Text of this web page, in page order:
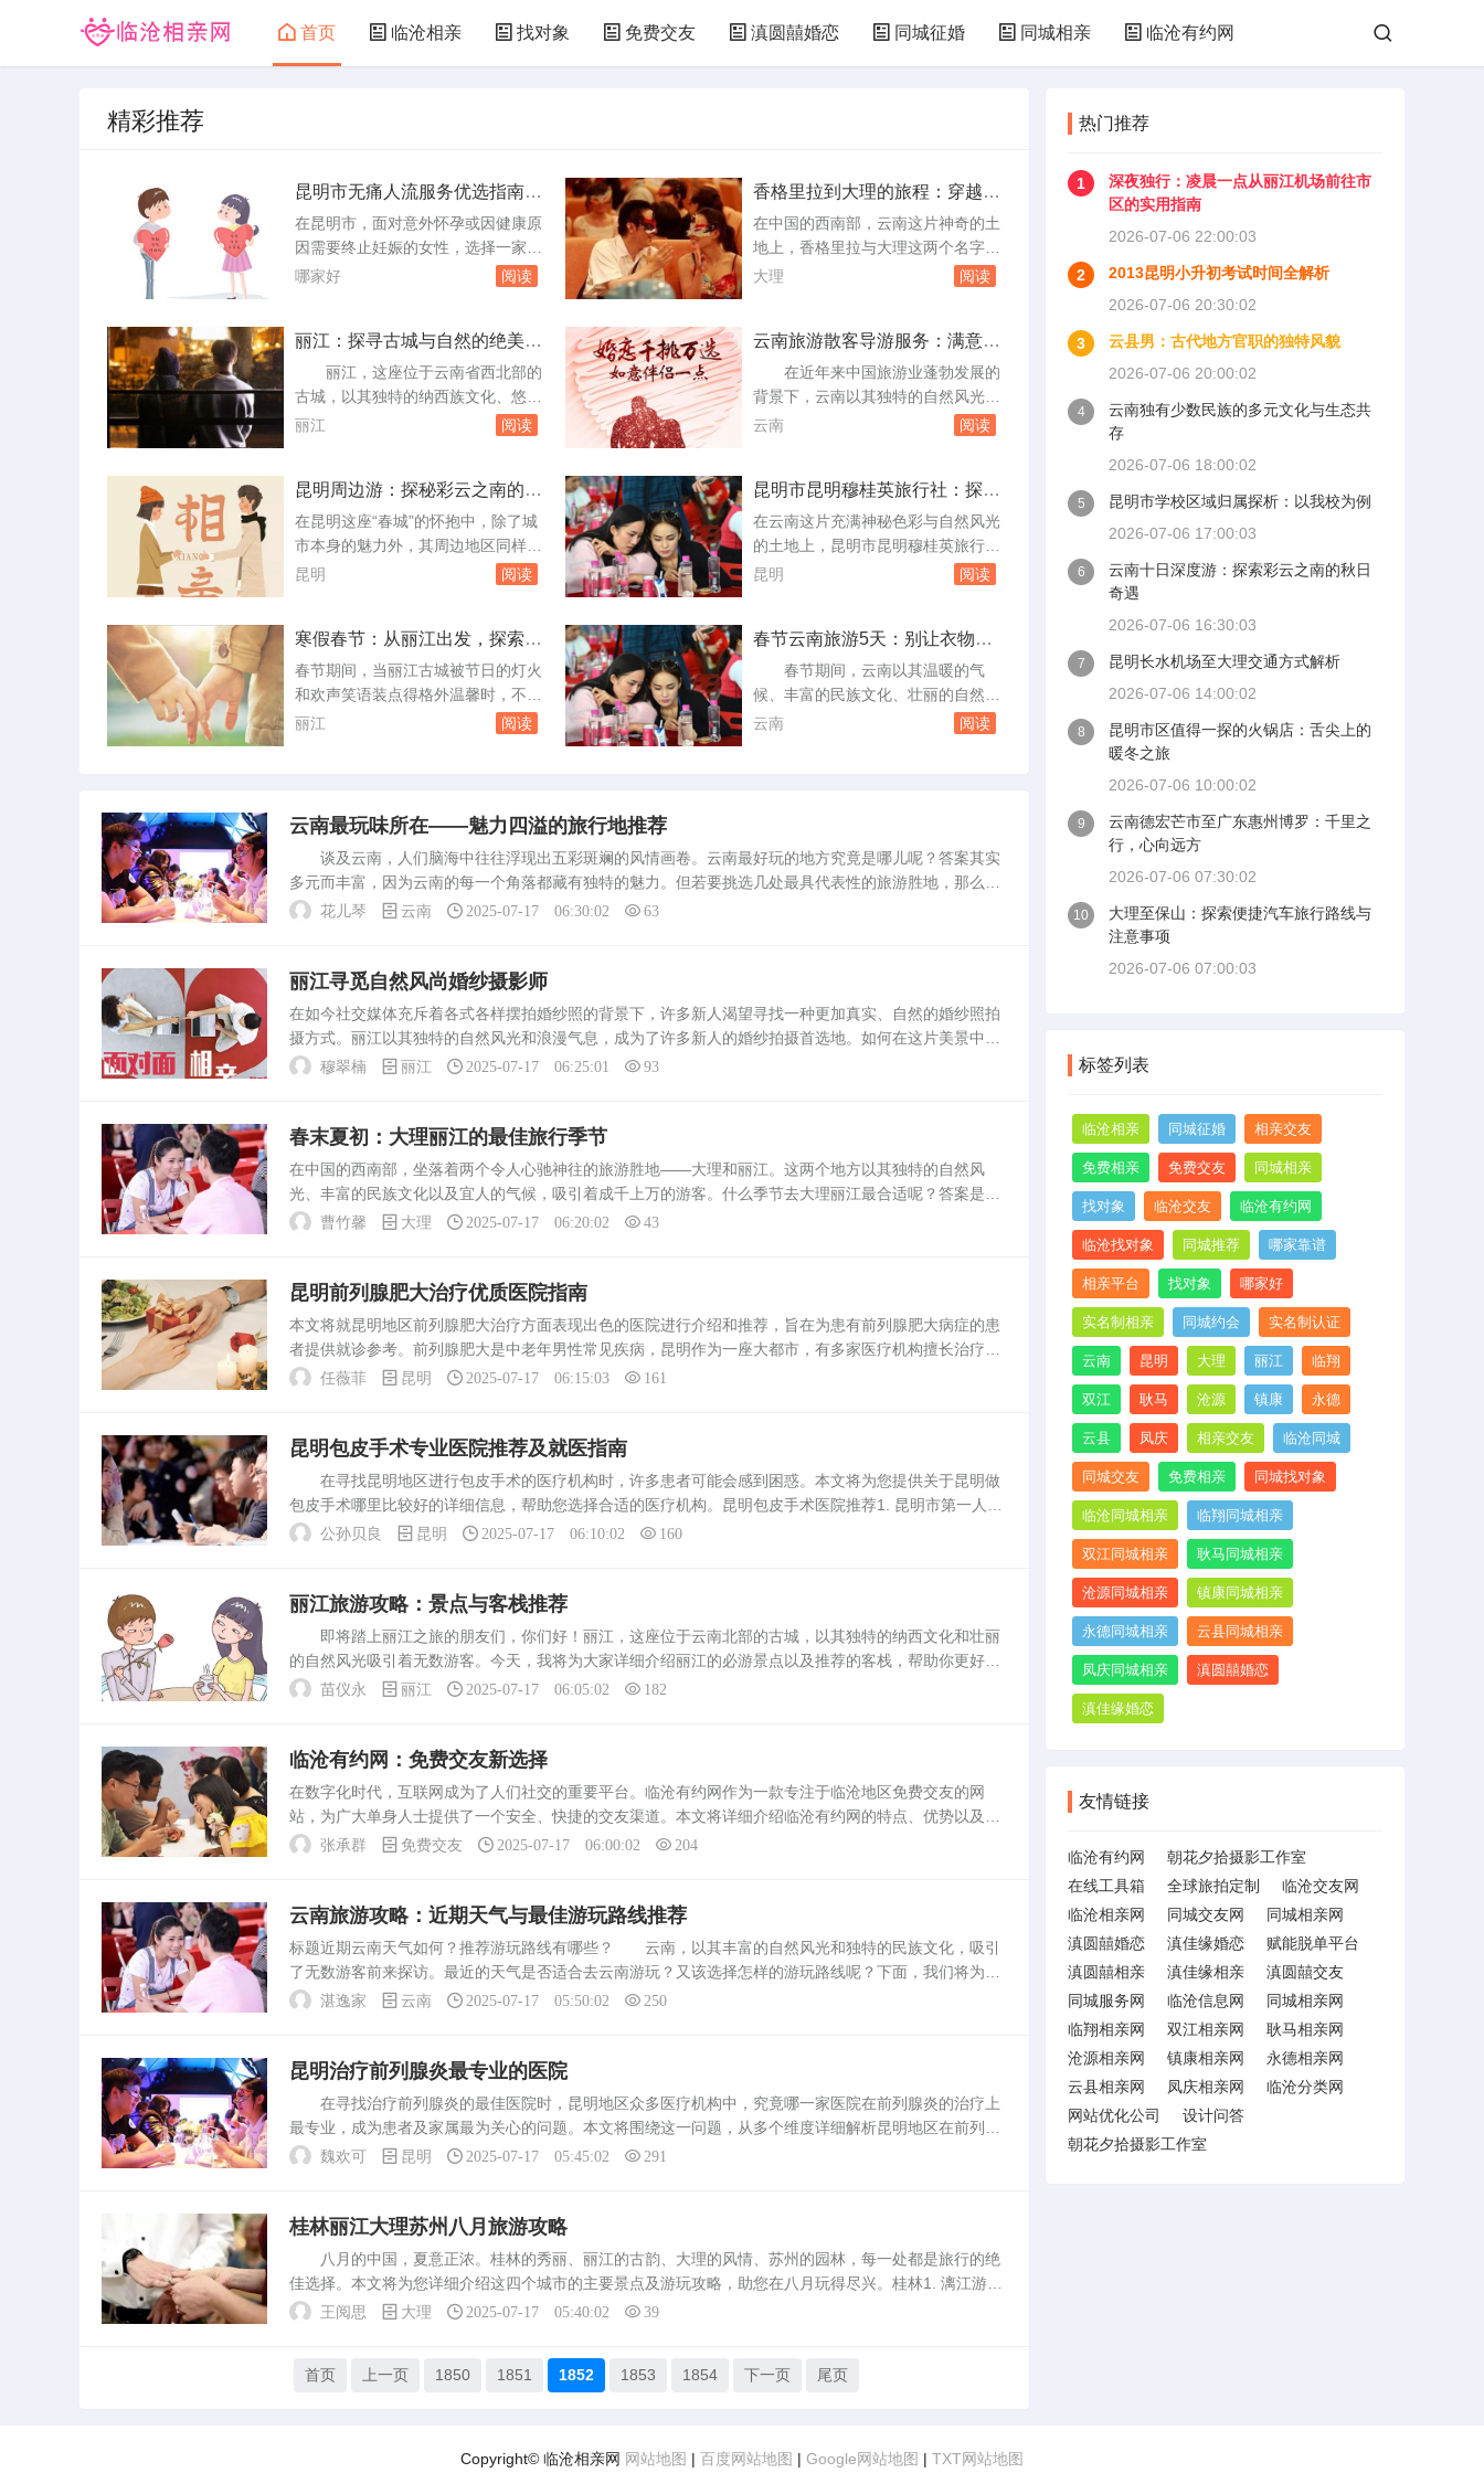
首页 临沧相亲 找对象 免费交友 滇圆囍婚恋 同城征婚 同城相亲 临沧有约网
精彩推荐
昆明市无痛人流服务优选指南：
真实评价与专业建议
在昆明市，面对意外怀孕或因健康原
因需要终止妊娠的女性，选择一家专
业、安全、且服务周到的无痛人流机
内几家在无痛人流服务上表现突出的
医疗机构，旨在为有需要的女性提供
一份实用且可靠的参考指南。选择无
痛人流的考量因素1. 专业资质：确
哪家好 阅读
香格里拉到大理的旅程：穿越云
端的美丽距离
在中国的西南部，云南这片神奇的土
地上，香格里拉与大理这两个名字如
同两颗璀璨的明珠，镶嵌在横断山脉
蕴，更是无数旅人心中向往的旅行目
的地。本文将带您踏上一段从香格里
拉到大理的旅程，用真实的数字和生
动的描述，记录下这段穿越云端的美
大理 阅读
丽江：探寻古城与自然的绝美交
丽江，这座位于云南省西北部的
古城，以其独特的纳西族文化、悠久
的历史和壮丽的自然风光而闻名遐
的天堂。本文将带您深入探索丽江的
几处不可错过的风景，揭示那些隐藏
在喧嚣之外的宁静与美丽。古城内：
历史的低语与现代生活的和谐共存走
丽江 阅读
云南旅游散客导游服务：满意与
否的实地考察与真实反馈
在近年来中国旅游业蓬勃发展的
背景下，云南以其独特的自然风光、
丰富的民族文化以及多样的旅游项
散客在云南的旅游体验成为了一个重
要课题。本文旨在通过实地考察和真
实反馈，探讨云南旅游散客导游服务
的满意度，为未来的旅游服务提供参
云南 阅读
昆明周边游：探秘彩云之南的隐
秘宝藏
在昆明这座“春城”的怀抱中，除了城
市本身的魅力外，其周边地区同样隐
藏着无数令人心动的自然风光与文化
藏在彩云之南的隐秘宝藏。1. 石林
风景区：自然的鬼斧神工距离昆明市
区约80公里的石林，是必游之地。
这里以其壮观的喀斯特地貌闻名于
昆明 阅读
昆明市昆明穆桂英旅行社：探索
滇池之畔的传奇旅程
在云南这片充满神秘色彩与自然风光
的土地上，昆明市昆明穆桂英旅行社
如同一颗璀璨的明珠，以其独特的魅
自成立以来，穆桂英旅行社便以“传
承文化、服务至上”为宗旨，不仅为
游客提供了丰富的旅游线路选择，更
在每一次旅行中融入了地方文化的深
昆明 阅读
寒假春节：从丽江出发，探索瑞
丽的别样风情
春节期间，当丽江古城被节日的灯火
和欢声笑语装点得格外温馨时，不少
旅者开始寻找那些能将传统与现代完
文化和美丽的自然风光，成为了寒假
春节期间一个不可多得的旅游选择。
本文将为您详细规划从丽江出发到瑞
丽的行程安排...
丽江 阅读
春节云南旅游5天：别让衣物成
为旅途的烦恼
春节期间，云南以其温暖的气
候、丰富的民族文化、壮丽的自然风
光和诱人的美食成为了众多游客的热
气候概况了解目的地的气候是决定携
带衣物数量的关...
云南 阅读
云南最玩味所在——魅力四溢的旅行地推荐
谈及云南，人们脑海中往往浮现出五彩斑斓的风情画卷。云南最好玩的地方究竟是哪儿呢？答案其实
多元而丰富，因为云南的每一个角落都藏有独特的魅力。但若要挑选几处最具代表性的旅游胜地，那么以
下地方绝对不容错过。丽江古城丽江古城作为云南的标志性景点，无疑是游客的最爱。这里的古色古香与
花儿琴 云南 2025-07-17 06:30:02 63
丽江寻觅自然风尚婚纱摄影师
在如今社交媒体充斥着各式各样摆拍婚纱照的背景下，许多新人渴望寻找一种更加真实、自然的婚纱照拍
摄方式。丽江以其独特的自然风光和浪漫气息，成为了许多新人的婚纱拍摄首选地。如何在这片美景中捕
捉到真实的情感，拍出清新自然的婚纱照，成为了许多新人关注的焦点。寻找自然风尚摄影师的初衷在丽
穆翠楠 丽江 2025-07-17 06:25:01 93
春末夏初：大理丽江的最佳旅行季节
在中国的西南部，坐落着两个令人心驰神往的旅游胜地——大理和丽江。这两个地方以其独特的自然风
光、丰富的民族文化以及宜人的气候，吸引着成千上万的游客。什么季节去大理丽江最合适呢？答案是春
末夏初。春末夏初的大理丽江春末夏初的大理和丽江，正是四季中最宜人的时节。此时，气温适中，阳光
曹竹馨 大理 2025-07-17 06:20:02 43
昆明前列腺肥大治疗优质医院指南
本文将就昆明地区前列腺肥大治疗方面表现出色的医院进行介绍和推荐，旨在为患有前列腺肥大病症的患
者提供就诊参考。前列腺肥大是中老年男性常见疾病，昆明作为一座大都市，有多家医疗机构擅长治疗前
列腺肥大，但在众多医院中，患者应如何选择成为关键问题。本文将从几个关键维度详细介绍选择的标准
任薇菲 昆明 2025-07-17 06:15:03 161
昆明包皮手术专业医院推荐及就医指南
在寻找昆明地区进行包皮手术的医疗机构时，许多患者可能会感到困惑。本文将为您提供关于昆明做
包皮手术哪里比较好的详细信息，帮助您选择合适的医疗机构。昆明包皮手术医院推荐1. 昆明市第一人民
医院泌尿外科：该医院泌尿外科在包皮手术方面拥有丰富的经验和先进的技术。医院设备先进，医生团队
公孙贝良 昆明 2025-07-17 06:10:02 160
丽江旅游攻略：景点与客栈推荐
即将踏上丽江之旅的朋友们，你们好！丽江，这座位于云南北部的古城，以其独特的纳西文化和壮丽
的自然风光吸引着无数游客。今天，我将为大家详细介绍丽江的必游景点以及推荐的客栈，帮助你更好地
规划行程，享受一次难忘的丽江之旅。景点推荐1. 丽江古城：作为世界文化遗产地，丽江古城是每个游客
苗仪永 丽江 2025-07-17 06:05:02 182
临沧有约网：免费交友新选择
在数字化时代，互联网成为了人们社交的重要平台。临沧有约网作为一款专注于临沧地区免费交友的网
站，为广大单身人士提供了一个安全、快捷的交友渠道。本文将详细介绍临沧有约网的特点、优势以及使
用方法，旨在帮助读者更好地了解并利用这一平台进行免费交友。临沧有约网的特点1. 地域性：临沧有约
张承群 免费交友 2025-07-17 06:00:02 204
云南旅游攻略：近期天气与最佳游玩路线推荐
标题近期云南天气如何？推荐游玩路线有哪些？ 云南，以其丰富的自然风光和独特的民族文化，吸引
了无数游客前来探访。最近的天气是否适合去云南游玩？又该选择怎样的游玩路线呢？下面，我们将为您
详细解答。天气情况根据最新气象数据显示，云南近期以晴朗天气为主，温度适宜，雨水较少。这样的天
湛逸家 云南 2025-07-17 05:50:02 250
昆明治疗前列腺炎最专业的医院
在寻找治疗前列腺炎的最佳医院时，昆明地区众多医疗机构中，究竟哪一家医院在前列腺炎的治疗上
最专业，成为患者及家属最为关心的问题。本文将围绕这一问题，从多个维度详细解析昆明地区在前列腺
炎治疗方面的医院情况，为患者提供可靠的参考信息。昆明地区医院概述昆明地区拥有多家三甲医院和专
魏欢可 昆明 2025-07-17 05:45:02 291
桂林丽江大理苏州八月旅游攻略
八月的中国，夏意正浓。桂林的秀丽、丽江的古韵、大理的风情、苏州的园林，每一处都是旅行的绝
佳选择。本文将为您详细介绍这四个城市的主要景点及游玩攻略，助您在八月玩得尽兴。桂林1. 漓江游：
桂林的漓江是必游之地，可乘坐游船欣赏沿途的山水风光。主要景点有象鼻山、叠彩山等。 2. 阳朔西
王阅思 大理 2025-07-17 05:40:02 39
首页 上一页 1850 1851 1852 1853 1854 下一页 尾页
热门推荐
1
深夜独行：凌晨一点从丽江机场前往市
区的实用指南
2026-07-06 22:00:03
2
2013昆明小升初考试时间全解析
2026-07-06 20:30:02
3
云县男：古代地方官职的独特风貌
2026-07-06 20:00:02
4
云南独有少数民族的多元文化与生态共
存
2026-07-06 18:00:02
5
昆明市学校区域归属探析：以我校为例
2026-07-06 17:00:03
6
云南十日深度游：探索彩云之南的秋日
奇遇
2026-07-06 16:30:03
7
昆明长水机场至大理交通方式解析
2026-07-06 14:00:02
8
昆明市区值得一探的火锅店：舌尖上的
暖冬之旅
2026-07-06 10:00:02
9
云南德宏芒市至广东惠州博罗：千里之
行，心向远方
2026-07-06 07:30:02
10
大理至保山：探索便捷汽车旅行路线与
注意事项
2026-07-06 07:00:03
标签列表
临沧相亲 同城征婚 相亲交友
免费相亲 免费交友 同城相亲
找对象 临沧交友 临沧有约网
临沧找对象 同城推荐 哪家靠谱
相亲平台 找对象 哪家好
实名制相亲 同城约会 实名制认证
云南 昆明 大理 丽江 临翔
双江 耿马 沧源 镇康 永德
云县 凤庆 相亲交友 临沧同城
同城交友 免费相亲 同城找对象
临沧同城相亲 临翔同城相亲
双江同城相亲 耿马同城相亲
沧源同城相亲 镇康同城相亲
永德同城相亲 云县同城相亲
凤庆同城相亲 滇圆囍婚恋
滇佳缘婚恋
友情链接
临沧有约网
朝花夕拾摄影工作室
在线工具箱
全球旅拍定制
临沧交友网
临沧相亲网
同城交友网
同城相亲网
滇圆囍婚恋
滇佳缘婚恋
赋能脱单平台
滇圆囍相亲
滇佳缘相亲
滇圆囍交友
同城服务网
临沧信息网
同城相亲网
临翔相亲网
双江相亲网
耿马相亲网
沧源相亲网
镇康相亲网
永德相亲网
云县相亲网
凤庆相亲网
临沧分类网
网站优化公司
设计问答
朝花夕拾摄影工作室
Copyright© 临沧相亲网 网站地图 | 百度网站地图 | Google网站地图 | TXT网站地图